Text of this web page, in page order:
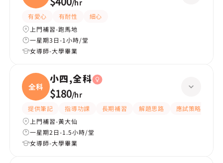
/hr
有愛心 有耐性
細心
上門補習-跑馬地
一星期3日-1小時/堂
女導師-大學畢業
全科
小四,全科
$180/hr
提供筆記 指導功課 長期補習 解題思路 應試策略
上門補習-黃大仙
一星期2日-1.5小時/堂
女導師-大學畢業